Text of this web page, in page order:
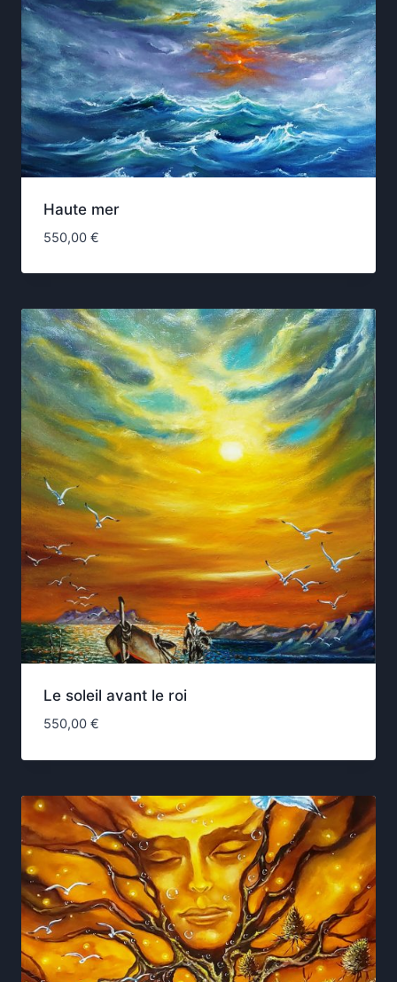
Haute mer
550,00 €
Le soleil avant le roi
550,00 €